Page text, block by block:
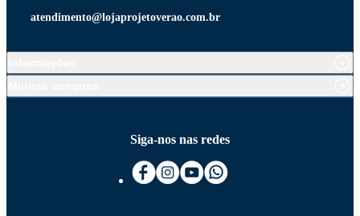
atendimento@lojaprojetoverao.com.br
Siga-nos nas redes